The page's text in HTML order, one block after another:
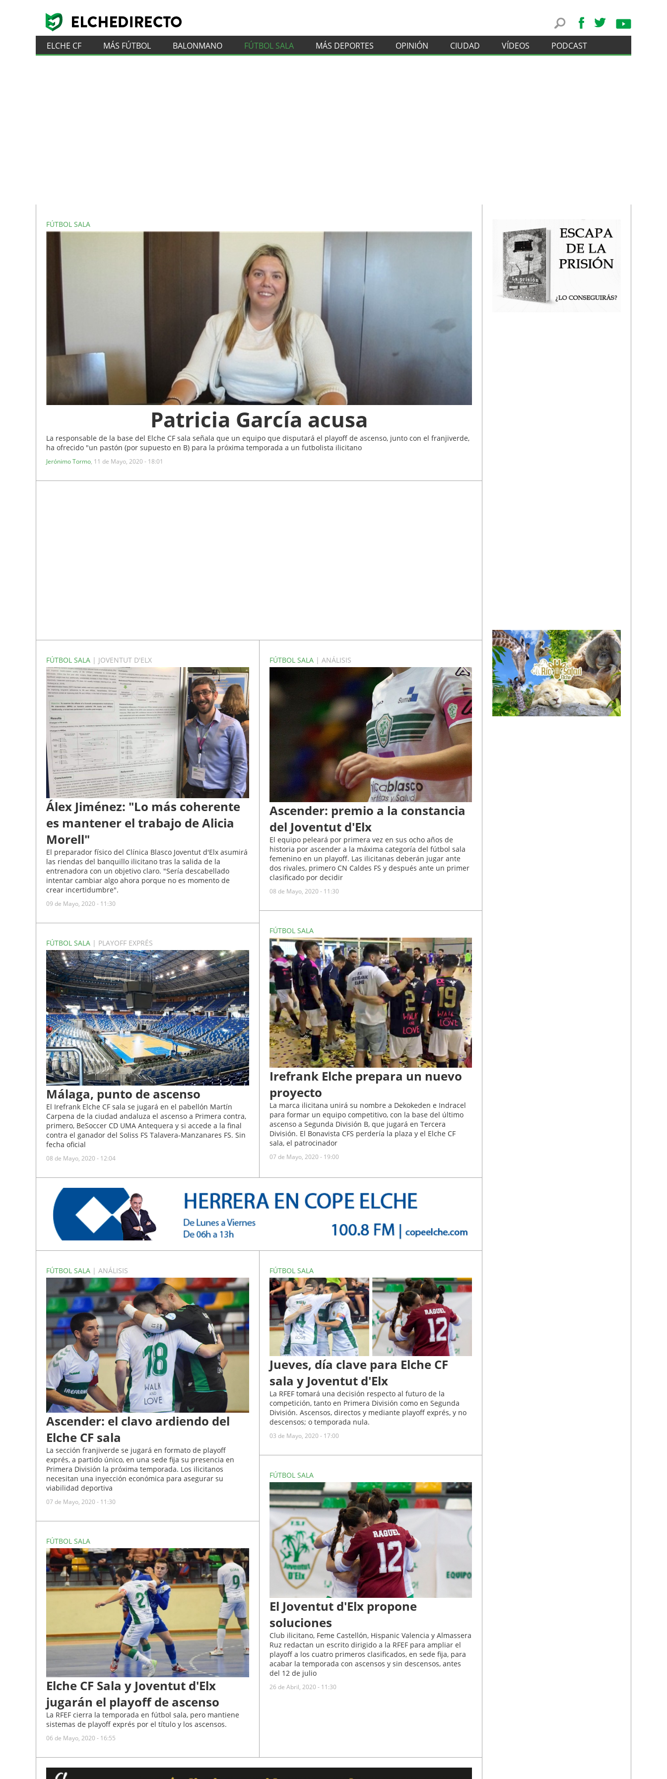
ELCHE CF MÁS FÚTBOL BALONMANO FÚTBOL SALA MÁS DEPORTES OPINIÓN CIUDAD VÍDEOS PODCAST
FÚTBOL SALA
Patricia García acusa
La responsable de la base del Elche CF sala señala que un equipo que disputará el playoff de ascenso, junto con el franjiverde,
ha ofrecido "un pastón (por supuesto en B) para la próxima temporada a un futbolista ilicitano
Jerónimo Tormo, 11 de Mayo, 2020 - 18:01
FÚTBOL SALA | JOVENTUT D'ELX
Álex Jiménez: "Lo más coherente
es mantener el trabajo de Alicia
Morell"
El preparador físico del Clínica Blasco Joventut d'Elx asumirá
las riendas del banquillo ilicitano tras la salida de la
entrenadora con un objetivo claro. "Sería descabellado
intentar cambiar algo ahora porque no es momento de
crear incertidumbre".
09 de Mayo, 2020 - 11:30
FÚTBOL SALA | PLAYOFF EXPRÉS
Málaga, punto de ascenso
El Irefrank Elche CF sala se jugará en el pabellón Martín
Carpena de la ciudad andaluza el ascenso a Primera contra,
primero, BeSoccer CD UMA Antequera y si accede a la final
contra el ganador del Soliss FS Talavera-Manzanares FS. Sin
fecha oficial
08 de Mayo, 2020 - 12:04
FÚTBOL SALA | ANÁLISIS
Ascender: premio a la constancia
del Joventut d'Elx
El equipo peleará por primera vez en sus ocho años de
historia por ascender a la máxima categoría del fútbol sala
femenino en un playoff. Las ilicitanas deberán jugar ante
dos rivales, primero CN Caldes FS y después ante un primer
clasificado por decidir
08 de Mayo, 2020 - 11:30
FÚTBOL SALA
Irefrank Elche prepara un nuevo
proyecto
La marca ilicitana unirá su nombre a Dekokeden e Indracel
para formar un equipo competitivo, con la base del último
ascenso a Segunda División B, que jugará en Tercera
División. El Bonavista CFS perdería la plaza y el Elche CF
sala, el patrocinador
07 de Mayo, 2020 - 19:00
FÚTBOL SALA | ANÁLISIS
Ascender: el clavo ardiendo del
Elche CF sala
La sección franjiverde se jugará en formato de playoff
exprés, a partido único, en una sede fija su presencia en
Primera División la próxima temporada. Los ilicitanos
necesitan una inyección económica para asegurar su
viabilidad deportiva
07 de Mayo, 2020 - 11:30
FÚTBOL SALA
Elche CF Sala y Joventut d'Elx
jugarán el playoff de ascenso
La RFEF cierra la temporada en fútbol sala, pero mantiene
sistemas de playoff exprés por el título y los ascensos.
06 de Mayo, 2020 - 16:55
FÚTBOL SALA
Jueves, día clave para Elche CF
sala y Joventut d'Elx
La RFEF tomará una decisión respecto al futuro de la
competición, tanto en Primera División como en Segunda
División. Ascensos, directos y mediante playoff exprés, y no
descensos; o temporada nula.
03 de Mayo, 2020 - 17:00
FÚTBOL SALA
El Joventut d'Elx propone
soluciones
Club ilicitano, Feme Castellón, Hispanic Valencia y Almassera
Ruz redactan un escrito dirigido a la RFEF para ampliar el
playoff a los cuatro primeros clasificados, en sede fija, para
acabar la temporada con ascensos y sin descensos, antes
del 12 de julio
26 de Abril, 2020 - 11:30